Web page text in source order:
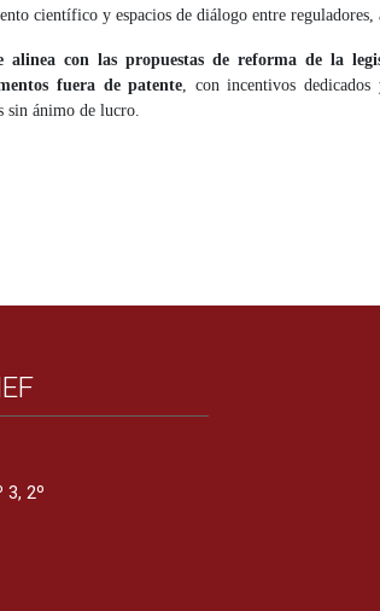
científico y espacios de diálogo entre
alinea con las propuestas de reforma de la
fuera de patente, con incentivos
sin ánimo de lucro.
3, 2º